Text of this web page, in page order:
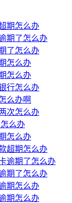
期怎么办
期了怎么办
了怎么办
怎么办
怎么办
行怎么办
么办啊
次怎么办
么办
怎么办
超期怎么办
逾期了怎么办
期了怎么办
期怎么办
期怎么办